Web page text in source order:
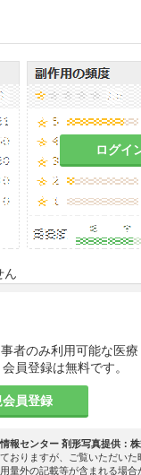
腺機能亢進のある患
こるおそれがある
の患者〔血糖値が
攣のある患者〔阻
指趾または陰茎の麻
酔（腰椎麻酔）、硬
浸潤麻酔
際し、目的濃度の水
ログイ
ん
者のみ利用可能な医療
員登録は無料です。
会員登録
報センター 剤形写真提供：
おりますが、ご覧いただい
量外の記載等が含まれる場